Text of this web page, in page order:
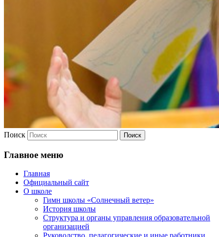
Поиск
Главное меню
Главная
Официальный сайт
О школе
Гимн школы «Солнечный ветер»
История школы
Структура и органы управления образовательной
организацией